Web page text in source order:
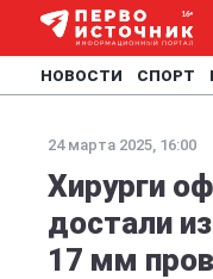
НОВОСТИ СПОРТ
24 марта 2025, 16:00
Хирурги
достали
17 мм